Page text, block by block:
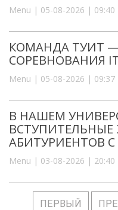
Menu | 05-08-2026 | 09:40
КОМАНДА ТУИТ
СОРЕВНОВАНИЯ IT
Menu | 05-08-2026 | 09:37
В НАШЕМ
АБИТУРИЕНТОВ
Menu | 03-08-2026 | 20:40
ПЕРВЫЙ